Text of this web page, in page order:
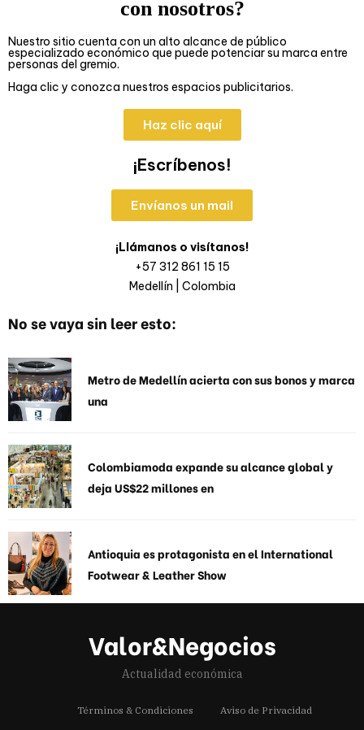
con nosotros?
Nuestro sitio cuenta con un alto alcance de público
especializado económico que puede potenciar su marca entre
personas del gremio.
Haga clic y conozca nuestros espacios publicitarios.
Haz clic aquí
¡Escríbenos!
Envíanos un mail
¡Llámanos o visítanos!
+57 312 861 15 15
Medellín | Colombia
No se vaya sin leer esto:
Metro de Medellín acierta con sus bonos y marca
una
Colombiamoda expande su alcance global y
deja US$22 millones en
Antioquia es protagonista en el International
Footwear & Leather Show
Valor&Negocios
Actualidad económica
Términos & Condiciones Aviso de Privacidad